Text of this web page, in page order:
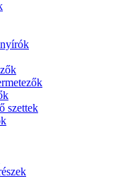
szettek